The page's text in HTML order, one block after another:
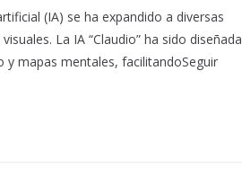
(IA) se ha expandido a diversas
La IA “Claudio” ha sido diseñada
mapas mentales, facilitandoSeguir